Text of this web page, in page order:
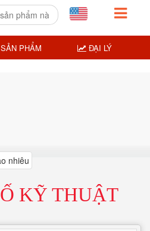
KỸ THUẬT
PHẨM ĐẠI LÝ